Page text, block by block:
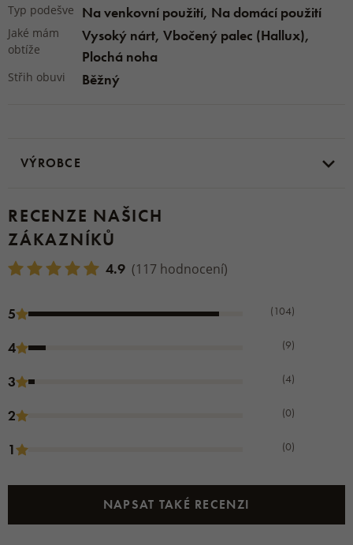
Typ podešve Na venkovní použití, Na domácí použití
Jaké mám
obtíže
Vysoký nárt, Vbočený palec (Hallux),
Plochá noha
Střih obuvi Běžný
VÝROBCE
RECENZE NAŠICH
ZÁKAZNÍKŮ
4.9 (117 hodnocení)
5 (104)
4 (9)
3 (4)
2 (0)
1 (0)
NAPSAT TAKÉ RECENZI